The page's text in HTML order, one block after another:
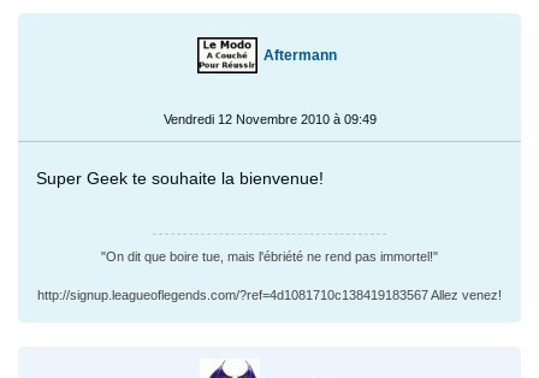
Aftermann
Vendredi 12 Novembre 2010 à 09:49
Super Geek te souhaite la bienvenue!
"On dit que boire tue, mais l'ébriété ne rend pas immortel!"
http://signup.leagueoflegends.com/?ref=4d1081710c138419183567 Allez venez!